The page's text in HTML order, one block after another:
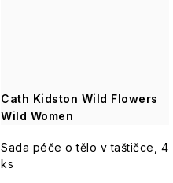
Cath Kidston Wild Flowers
Wild Women
Sada péče o tělo v taštičce, 4
ks